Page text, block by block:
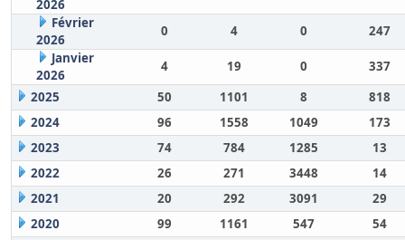
2026
Février
2026
0 4 0
247
Janvier
2026
4 19 0
337
2025
50 1101 8
818
2024
96 1558 1049
173
2023
74 784 1285
13
2022
26 271 3448
14
2021
20 292 3091
29
2020
99 1161 547
54